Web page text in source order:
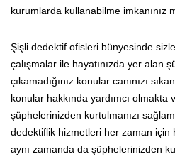
kurumlarda kullanabilme imkanınız
Şişli dedektif ofisleri bünyesinde
çalışmalar ile hayatınızda yer alan
çıkamadığınız konular canınızı
konular hakkında yardımcı
şüphelerinizden kurtulmanızı
dedektiflik hizmetleri her zaman için
aynı zamanda da şüphelerinizden